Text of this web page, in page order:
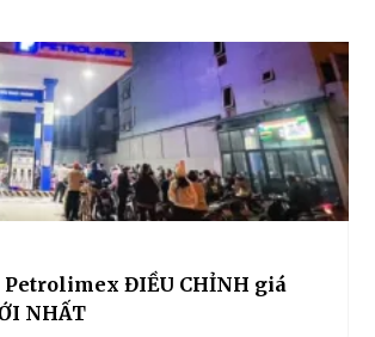
Petrolimex ĐIỀU CHỈNH giá
NHẤT